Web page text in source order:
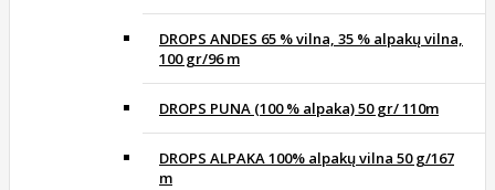
DROPS ANDES 65 % vilna, 35 % alpakų vilna,
100 gr/96 m
DROPS PUNA (100 % alpaka) 50 gr/ 110m
DROPS ALPAKA 100% alpakų vilna 50 g/167
m